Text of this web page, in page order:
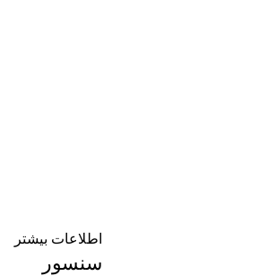
اطلاعات بیشتر
سنسور